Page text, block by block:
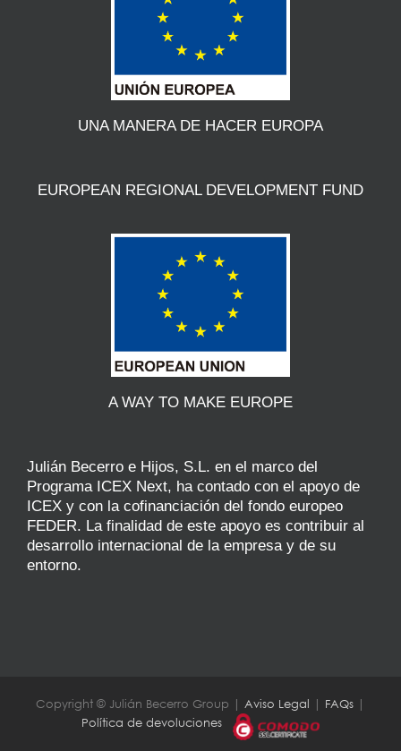
UNA MANERA DE HACER EUROPA
EUROPEAN REGIONAL DEVELOPMENT FUND
A WAY TO MAKE EUROPE
Julián Becerro e Hijos, S.L. en el marco del
Programa ICEX Next, ha contado con el apoyo de
ICEX y con la cofinanciación del fondo europeo
FEDER. La finalidad de este apoyo es contribuir al
desarrollo internacional de la empresa y de su
entorno.
Copyright © Julián Becerro Group | Aviso Legal | FAQs |
Política de devoluciones